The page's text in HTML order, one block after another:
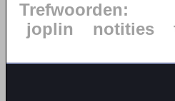
Trefwoorden:
joplin
notities